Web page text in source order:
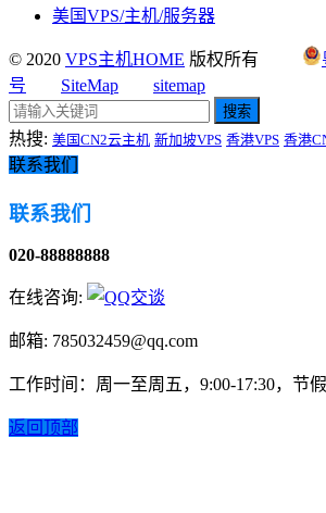
美国VPS/主机/服务器
© 2020 VPS主机HOME 版权所有
号
SiteMap sitemap
搜索
热搜: 美国CN2云主机 新加坡VPS 香港VPS 香港
联系我们
联系我们
020-88888888
在线咨询:
邮箱: 785032459@qq.com
工作时间：周一至周五，9:00-17:30，节
返回顶部